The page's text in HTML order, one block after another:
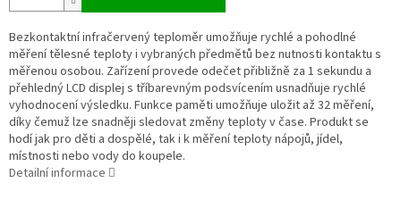
Bezkontaktní infračervený teploměr umožňuje rychlé a pohodlné
měření tělesné teploty i vybraných předmětů bez nutnosti kontaktu s
měřenou osobou. Zařízení provede odečet přibližně za 1 sekundu a
přehledný LCD displej s tříbarevným podsvícením usnadňuje rychlé
vyhodnocení výsledku. Funkce paměti umožňuje uložit až 32 měření,
díky čemuž lze snadněji sledovat změny teploty v čase. Produkt se
hodí jak pro děti a dospělé, tak i k měření teploty nápojů, jídel,
místnosti nebo vody do koupele.
Detailní informace